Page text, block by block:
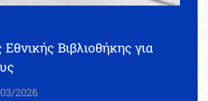
Βιβλιοθήκης για
2026